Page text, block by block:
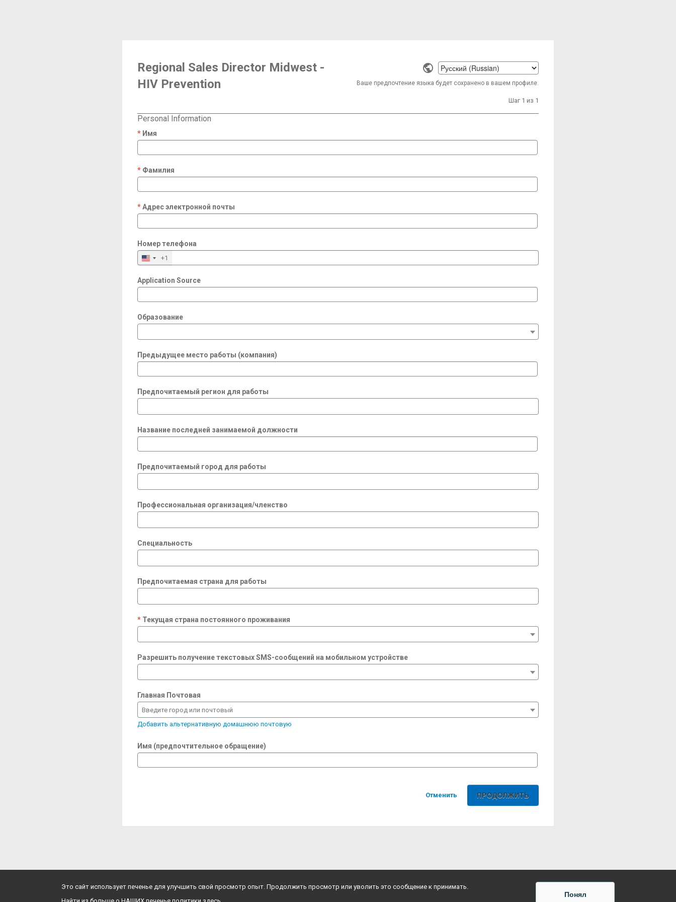
Select
a
language
Ваше предпочтение языка будет сохранено в вашем профиле.
Regional Sales Director Midwest -
HIV Prevention
Шаг 1 из 1
Personal Information
Имя
required
Фамилия
required
Адрес электронной почты
required
Номер телефона
+1
Application Source
Образование
Предыдущее место работы (компания)
Предпочитаемый регион для работы
Название последней занимаемой должности
Предпочитаемый город для работы
Профессиональная организация/членство
Специальность
Предпочитаемая страна для работы
Текущая страна постоянного проживания
required
Разрешить получение текстовых SMS-сообщений на мобильном устройстве
Главная Почтовая
Введите город или почтовый
Добавить альтернативную домашнюю почтовую
Имя (предпочтительное обращение)
Отменить
Это сайт использует печенье для улучшить свой просмотр опыт. Продолжить просмотр или уволить это сообщение к принимать.
Понял